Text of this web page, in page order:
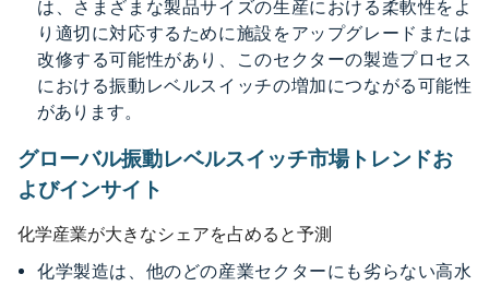
は、さまざまな製品サイズの生産における柔軟性をよ
り適切に対応するために施設をアップグレードまたは
改修する可能性があり、このセクターの製造プロセス
における振動レベルスイッチの増加につながる可能性
があります。
グローバル振動レベルスイッチ市場トレンドお
よびインサイト
化学産業が大きなシェアを占めると予測
化学製造は、他のどの産業セクターにも劣らない高水